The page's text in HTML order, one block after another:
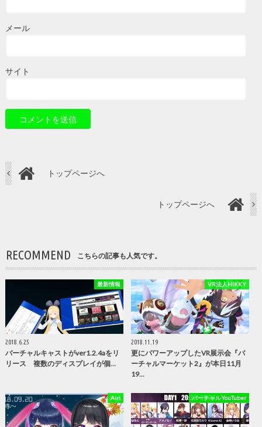
メール
サイト
トップページへ
トップページへ
RECOMMEND こちらの記事も人気です。
最新情報
2018.6.25
バーチャルキャストがver1.2.4aをリ
リース 複数のディスプレイが個…
VR法人HIKKY
2018.11.19
更にパワーアップしたVR展示会『バ
ーチャルマーケット2』が本日11月
19…
Airi バーチャルYouTuber